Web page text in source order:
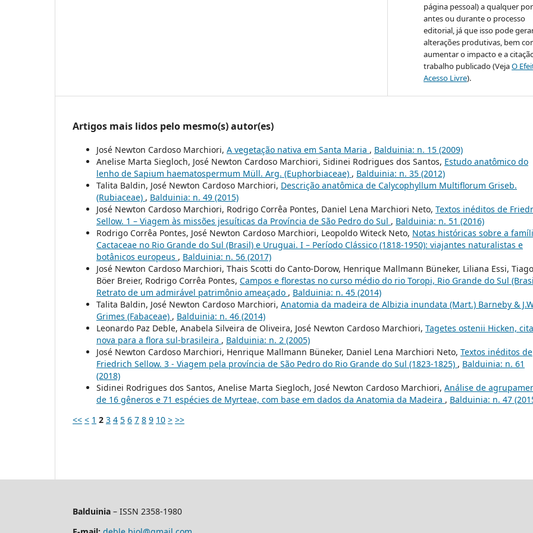
página pessoal) a qualquer
antes ou durante o processo
editorial, já que isso pode
alterações produtivas, bem
aumentar o impacto e a
trabalho publicado (VejaO
Acesso Livre).
Artigos mais lidos pelo mesmo(s) autor(es)
José Newton Cardoso Marchiori, A vegetação nativa em Santa Maria , Balduinia: n. 15 (2009)
Anelise Marta Siegloch, José Newton Cardoso Marchiori, Sidinei Rodrigues dos Santos, Estudo anatômico do
lenho de Sapium haematospermum Müll. Arg. (Euphorbiaceae) , Balduinia: n. 35 (2012)
Talita Baldin, José Newton Cardoso Marchiori, Descrição anatômica de Calycophyllum Multiflorum Griseb.
(Rubiaceae) , Balduinia: n. 49 (2015)
José Newton Cardoso Marchiori, Rodrigo Corrêa Pontes, Daniel Lena Marchiori Neto, Textos inéditos de
Sellow. 1 – Viagem às missões jesuíticas da Província de São Pedro do Sul , Balduinia: n. 51 (2016)
Rodrigo Corrêa Pontes, José Newton Cardoso Marchiori, Leopoldo Witeck Neto, Notas históricas sobre a
Cactaceae no Rio Grande do Sul (Brasil) e Uruguai. I – Período Clássico (1818-1950): viajantes naturalistas e
botânicos europeus , Balduinia: n. 56 (2017)
José Newton Cardoso Marchiori, Thais Scotti do Canto-Dorow, Henrique Mallmann Büneker, Liliana Essi, Tiago
Böer Breier, Rodrigo Corrêa Pontes, Campos e florestas no curso médio do rio Toropi, Rio Grande do Sul
Retrato de um admirável patrimônio ameaçado , Balduinia: n. 45 (2014)
Talita Baldin, José Newton Cardoso Marchiori, Anatomia da madeira de Albizia inundata (Mart.) Barneby &
Grimes (Fabaceae) , Balduinia: n. 46 (2014)
Leonardo Paz Deble, Anabela Silveira de Oliveira, José Newton Cardoso Marchiori, Tagetes ostenii Hicken,
nova para a flora sul-brasileira , Balduinia: n. 2 (2005)
José Newton Cardoso Marchiori, Henrique Mallmann Büneker, Daniel Lena Marchiori Neto, Textos inéditos de
Friedrich Sellow. 3 - Viagem pela província de São Pedro do Rio Grande do Sul (1823-1825) , Balduinia: n. 61
(2018)
Sidinei Rodrigues dos Santos, Anelise Marta Siegloch, José Newton Cardoso Marchiori, Análise de
de 16 gêneros e 71 espécies de Myrteae, com base em dados da Anatomia da Madeira , Balduinia: n. 47
<< < 1 2 3 4 5 6 7 8 9 10 > >>
Balduinia – ISSN 2358-1980